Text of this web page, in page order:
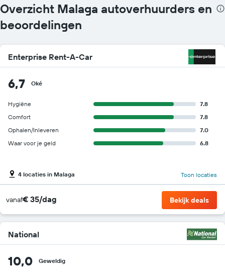
Overzicht Malaga autoverhuurders en
beoordelingen
Enterprise Rent-A-Car
6,7 Oké
Hygiëne
7.8
Comfort
7.8
Ophalen/Inleveren
7.0
Waar voor je geld
6.8
4 locaties in Malaga Toon locaties
vanaf€ 35/dag Bekijk deals
National
10,0 Geweldig